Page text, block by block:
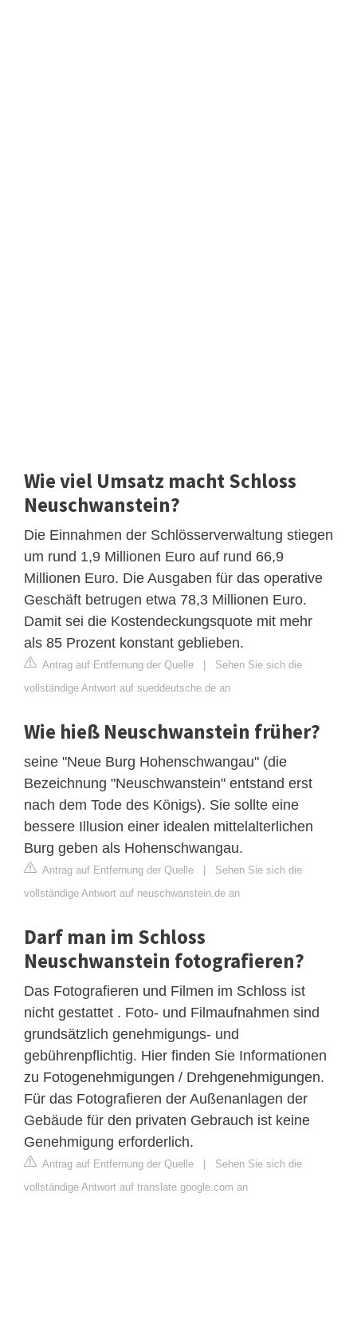
Wie viel Umsatz macht Schloss
Neuschwanstein?
Die Einnahmen der Schlösserverwaltung stiegen
um rund 1,9 Millionen Euro auf rund 66,9
Millionen Euro. Die Ausgaben für das operative
Geschäft betrugen etwa 78,3 Millionen Euro.
Damit sei die Kostendeckungsquote mit mehr
als 85 Prozent konstant geblieben.
Antrag auf Entfernung der Quelle | Sehen Sie sich die
vollständige Antwort auf sueddeutsche.de an
Wie hieß Neuschwanstein früher?
seine "Neue Burg Hohenschwangau" (die
Bezeichnung "Neuschwanstein" entstand erst
nach dem Tode des Königs). Sie sollte eine
bessere Illusion einer idealen mittelalterlichen
Burg geben als Hohenschwangau.
Antrag auf Entfernung der Quelle | Sehen Sie sich die
vollständige Antwort auf neuschwanstein.de an
Darf man im Schloss
Neuschwanstein fotografieren?
Das Fotografieren und Filmen im Schloss ist
nicht gestattet . Foto- und Filmaufnahmen sind
grundsätzlich genehmigungs- und
gebührenpflichtig. Hier finden Sie Informationen
zu Fotogenehmigungen / Drehgenehmigungen.
Für das Fotografieren der Außenanlagen der
Gebäude für den privaten Gebrauch ist keine
Genehmigung erforderlich.
Antrag auf Entfernung der Quelle | Sehen Sie sich die
vollständige Antwort auf translate.google.com an